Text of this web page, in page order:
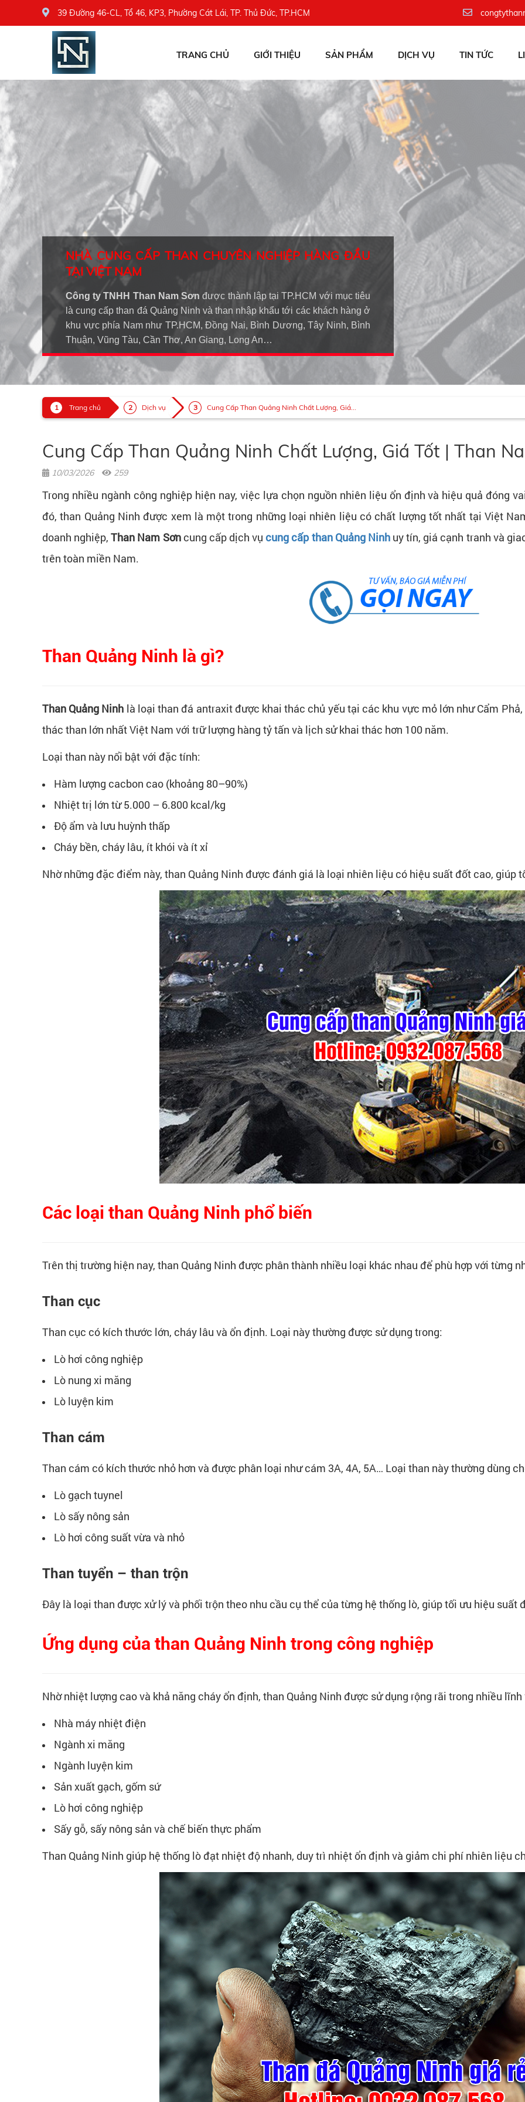
39 Đường 46-CL, Tổ 46, KP3, Phường Cát Lái, TP. Thủ Đức, TP.HCM
TRANG CHỦ GIỚI THIỆU SẢN PHẨM DỊCH VỤ TIN TỨC
NHÀ CUNG CẤP THAN CHUYÊN NGHIỆP HÀNG ĐẦU
TẠI VIỆT NAM
Công ty TNHH Than Nam Sơnđược thành lập tại TP.HCM với mục tiêu
là cung cấp than đá Quảng Ninh và than nhập khẩu tới các khách hàng ở
khu vực phía Nam như TP.HCM, Đồng Nai, Bình Dương, Tây Ninh, Bình
Thuận, Vũng Tàu, Cần Thơ, An Giang, Long An…
Trang chủ Dịch vụ Cung Cấp Than Quảng Ninh Chất Lượng, Giá...
Cung Cấp Than Quảng Ninh Chất Lượng, Giá Tốt | Than
10/03/2026 259
Trong nhiều ngành công nghiệp hiện nay, việc lựa chọn nguồn nhiên liệu ổn định và hiệu quả đóng
đó, than Quảng Ninh được xem là một trong những loại nhiên liệu có chất lượng tốt nhất tại Việt
doanh nghiệp,Than Nam Sơncung cấp dịch vụcung cấp than Quảng Ninhuy tín, giá cạnh tranh và
trên toàn miền Nam.
Than Quảng Ninh là gì?
Than Quảng Ninh là loại than đá antraxit được khai thác chủ yếu tại các khu vực mỏ lớn như Cẩm
thác than lớn nhất Việt Nam với trữ lượng hàng tỷ tấn và lịch sử khai thác hơn 100 năm.
Loại than này nổi bật với đặc tính:
Hàm lượng cacbon cao (khoảng 80–90%)
Nhiệt trị lớn từ 5.000 – 6.800 kcal/kg
Độ ẩm và lưu huỳnh thấp
Cháy bền, cháy lâu, ít khói và ít xỉ
Nhờ những đặc điểm này, than Quảng Ninh được đánh giá là loại nhiên liệu có hiệu suất đốt cao, giúp
Các loại than Quảng Ninh phổ biến
Trên thị trường hiện nay, than Quảng Ninh được phân thành nhiều loại khác nhau để phù hợp với từng
Than cục
Than cục có kích thước lớn, cháy lâu và ổn định. Loại này thường được sử dụng trong:
Lò hơi công nghiệp
Lò nung xi măng
Lò luyện kim
Than cám
Than cám có kích thước nhỏ hơn và được phân loại như cám 3A, 4A, 5A… Loại than này thường dùng
Lò gạch tuynel
Lò sấy nông sản
Lò hơi công suất vừa và nhỏ
Than tuyển – than trộn
Đây là loại than được xử lý và phối trộn theo nhu cầu cụ thể của từng hệ thống lò, giúp tối ưu hiệu suất
Ứng dụng của than Quảng Ninh trong công nghiệp
Nhờ nhiệt lượng cao và khả năng cháy ổn định, than Quảng Ninh được sử dụng rộng rãi trong nhiều
Nhà máy nhiệt điện
Ngành xi măng
Ngành luyện kim
Sản xuất gạch, gốm sứ
Lò hơi công nghiệp
Sấy gỗ, sấy nông sản và chế biến thực phẩm
Than Quảng Ninh giúp hệ thống lò đạt nhiệt độ nhanh, duy trì nhiệt ổn định và giảm chi phí nhiên liệu